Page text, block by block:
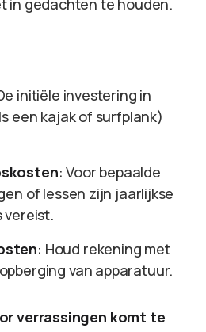
in gedachten te houden.
initiële investering in
een kajak of surfplank)
: Voor bepaalde
of lessen zijn jaarlijkse
vereist.
: Houd rekening met
van apparatuur.
verrassingen komt te